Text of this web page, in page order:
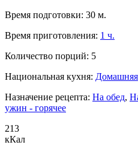
Время подготовки: 30 м.
Время приготовления: 1 ч.
Количество порций: 5
Национальная кухня: Домашняя
Назначение рецепта: На обед,
ужин - горячее
213
кКал